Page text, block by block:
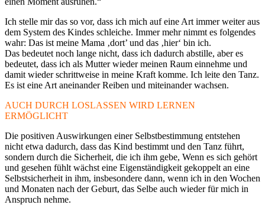
Ich stelle mir das so vor, dass ich mich auf eine Art immer weiter aus
dem System des Kindes schleiche. Immer mehr nimmt es folgendes
wahr: Das ist meine Mama ‚dort’ und das ‚hier‘ bin ich.
Das bedeutet noch lange nicht, dass ich dadurch abstille, aber es
bedeutet, dass ich als Mutter wieder meinen Raum einnehme und
damit wieder schrittweise in meine Kraft komme. Ich leite den Tanz.
Es ist eine Art aneinander Reiben und miteinander wachsen.
AUCH DURCH LOSLASSEN WIRD LERNEN
ERMÖGLICHT
Die positiven Auswirkungen einer Selbstbestimmung entstehen
nicht etwa dadurch, dass das Kind bestimmt und den Tanz führt,
sondern durch die Sicherheit, die ich ihm gebe, Wenn es sich gehört
und gesehen fühlt wächst eine Eigenständigkeit gekoppelt an eine
Selbstsicherheit in ihm, insbesondere dann, wenn ich in den Wochen
und Monaten nach der Geburt, das Selbe auch wieder für mich in
Anspruch nehme.